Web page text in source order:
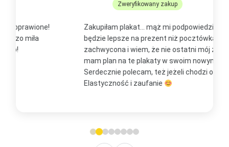
Zweryfikowany zakup
Zakupiłam plakat... mąż mi podpowiedział, że to
będzie lepsze na prezent niż pocztówka. Jestem
zachwycona i wiem, że nie ostatni mój zakup, bo już
mam plan na te plakaty w swoim nowym domu
Serdecznie polecam, też jeżeli chodzi o kontakt.
Elastyczność i zaufanie